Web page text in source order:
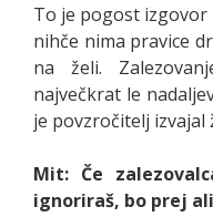
To je pogost izgovor
nihče nima pravice
na želi.
največkrat le
je povzročitelj izvajal
Mit: Če
ignoriraš, bo prej